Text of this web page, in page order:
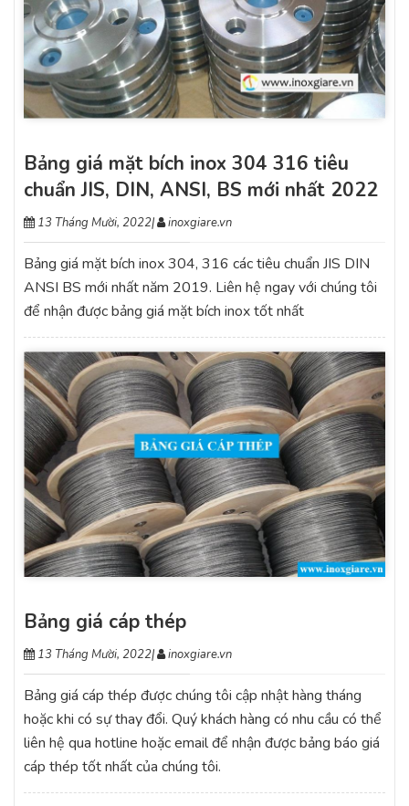
Bảng giá mặt bích inox 304 316 tiêu
chuẩn JIS, DIN, ANSI, BS mới nhất 2022
13 Tháng Mười, 2022| inoxgiare.vn
Bảng giá mặt bích inox 304, 316 các tiêu chuẩn JIS DIN
ANSI BS mới nhất năm 2019. Liên hệ ngay với chúng tôi
để nhận được bảng giá mặt bích inox tốt nhất
Bảng giá cáp thép
13 Tháng Mười, 2022| inoxgiare.vn
Bảng giá cáp thép được chúng tôi cập nhật hàng tháng
hoặc khi có sự thay đổi. Quý khách hàng có nhu cầu có thể
liên hệ qua hotline hoặc email để nhận được bảng báo giá
cáp thép tốt nhất của chúng tôi.